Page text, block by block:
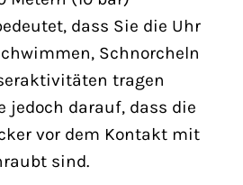
dass Sie die Uhr
Schnorcheln
tragen
jedoch darauf, dass die
vor dem Kontakt mit
sind.